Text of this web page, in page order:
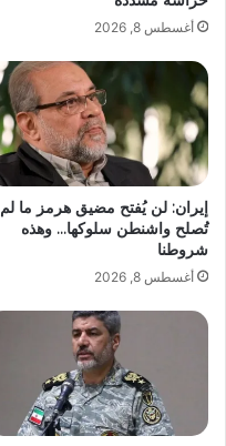
أغسطس 8, 2026
إيران: لن يُفتح مضيق هرمز ما لم
تُصلح واشنطن سلوكها… وهذه
شروطنا
أغسطس 8, 2026